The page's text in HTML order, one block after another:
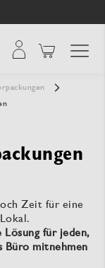
Zeit für eine
Lösung für jeden,
Büro mitnehmen